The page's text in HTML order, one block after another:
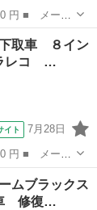
： ｅ：ＨＥ
復歴なし Ｈ
取車 ８イン
レコ …
イト 7月28日
： ホーム
ＥＴＣ Ｌ
ムブラックス
修復…